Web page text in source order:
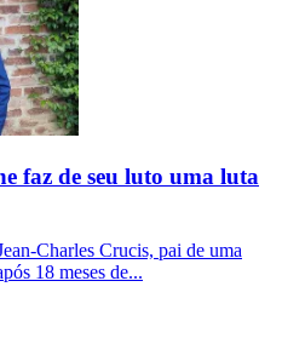
faz de seu luto uma luta
Charles Crucis, pai de uma
18 meses de...